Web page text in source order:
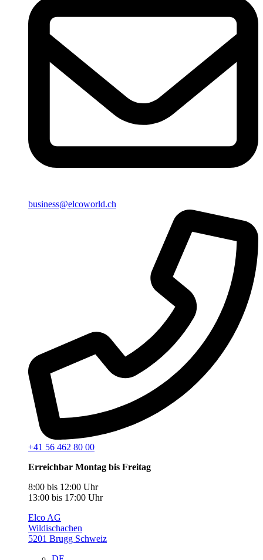
business@elcoworld.ch
+41 56 462 80 00
Erreichbar Montag bis Freitag
8:00 bis 12:00 Uhr
13:00 bis 17:00 Uhr
Elco AG
Wildischachen
5201 Brugg Schweiz